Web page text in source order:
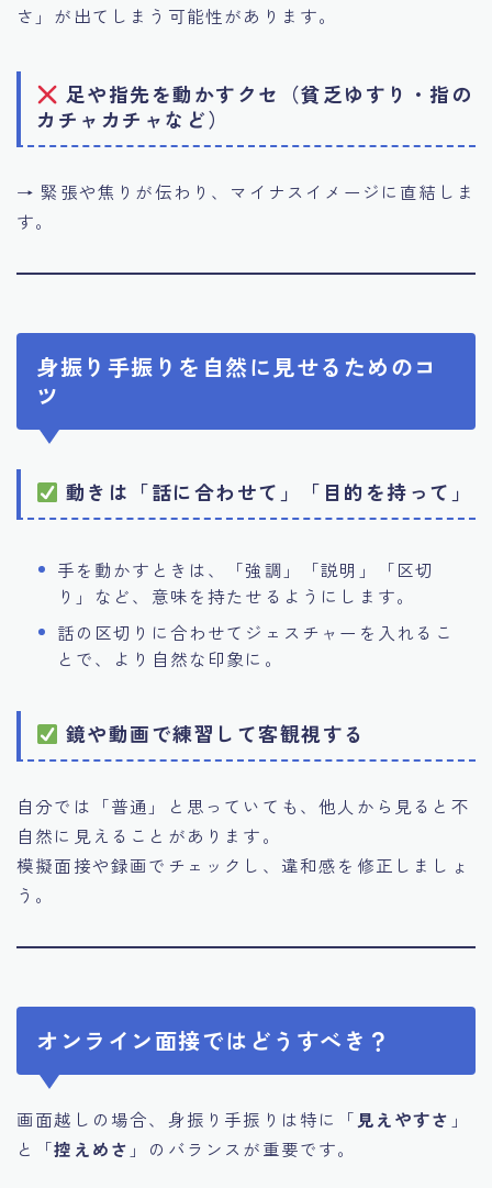
さ」が出てしまう可能性があります。
足や指先を動かすクセ（貧乏ゆすり・指の
カチャカチャなど）
→ 緊張や焦りが伝わり、マイナスイメージに直結しま
す。
身振り手振りを自然に見せるためのコ
ツ
動きは「話に合わせて」「目的を持って」
手を動かすときは、「強調」「説明」「区切
り」など、意味を持たせるようにします。
話の区切りに合わせてジェスチャーを入れるこ
とで、より自然な印象に。
鏡や動画で練習して客観視する
自分では「普通」と思っていても、他人から見ると不
自然に見えることがあります。
模擬面接や録画でチェックし、違和感を修正しましょ
う。
オンライン面接ではどうすべき？
画面越しの場合、身振り手振りは特に「 見えやすさ 」
と「控えめさ 」のバランスが重要です。